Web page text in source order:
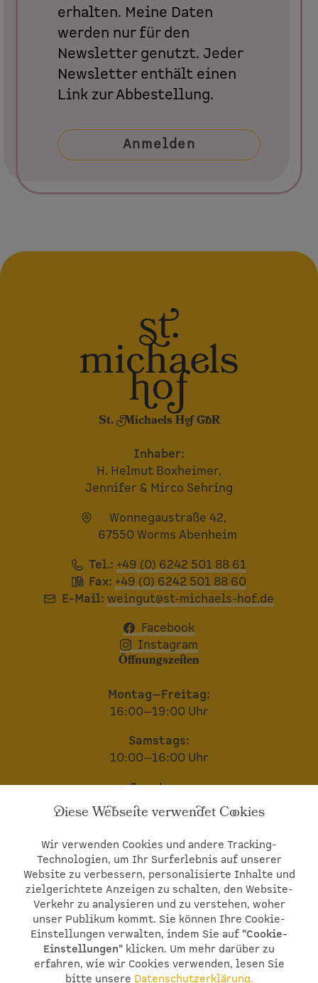
St. Michaels Hof GbR
Inhaber:
H. Helmut Boxheimer,
Jennifer & Mirco Sehring
Wonnegaustraße 42,
67550 Worms Abenheim
Tel.: +49 (0) 6242 501 88 61
Fax: +49 (0) 6242 501 88 60
E-Mail: weingut@st-michaels-hof.de
Facebook
Instagram
Öffnungszeiten
Montag—Freitag:
16:00—19:00 Uhr
Samstags:
10:00—16:00 Uhr
Sonntags:
geschlossen
© 2026St. Michaels Hof GbR.Alle Rechte
vorbehalten.Impressum•Datenschutzerklärung
•Datenschutz Social Media• Cookie-
Einstellungen
Diese Webseite verwendet Cookies
Wir verwenden Cookies und andere Tracking-
Technologien, um Ihr Surferlebnis auf unserer
Website zu verbessern, personalisierte Inhalte und
zielgerichtete Anzeigen zu schalten, den Website-
Verkehr zu analysieren und zu verstehen, woher
unser Publikum kommt. Sie können Ihre Cookie-
Einstellungen verwalten, indem Sie auf "Cookie-
Einstellungen" klicken. Um mehr darüber zu
erfahren, wie wir Cookies verwenden, lesen Sie
bitte unsere Datenschutzerklärung.